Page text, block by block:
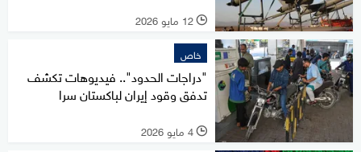
l 12 مايو 2026
خاص
"دراجات الحدود".. فيديوهات تكشف
تدفق وقود إيران لباكستان سرا
l 4 مايو 2026